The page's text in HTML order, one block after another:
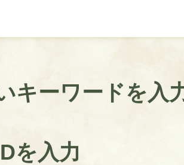
キーワードを入
を入力